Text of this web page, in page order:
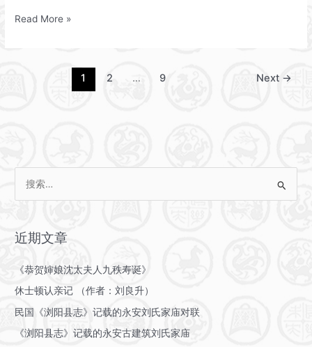
信
Read More »
1 2 … 9 Next →
近期文章
《恭贺婶娘沈太夫人九秩寿诞》
休士顿认亲记 （作者：刘良升）
民国《浏阳县志》记载的永安刘氏家庙对联
《浏阳县志》记载的永安古建筑刘氏家庙